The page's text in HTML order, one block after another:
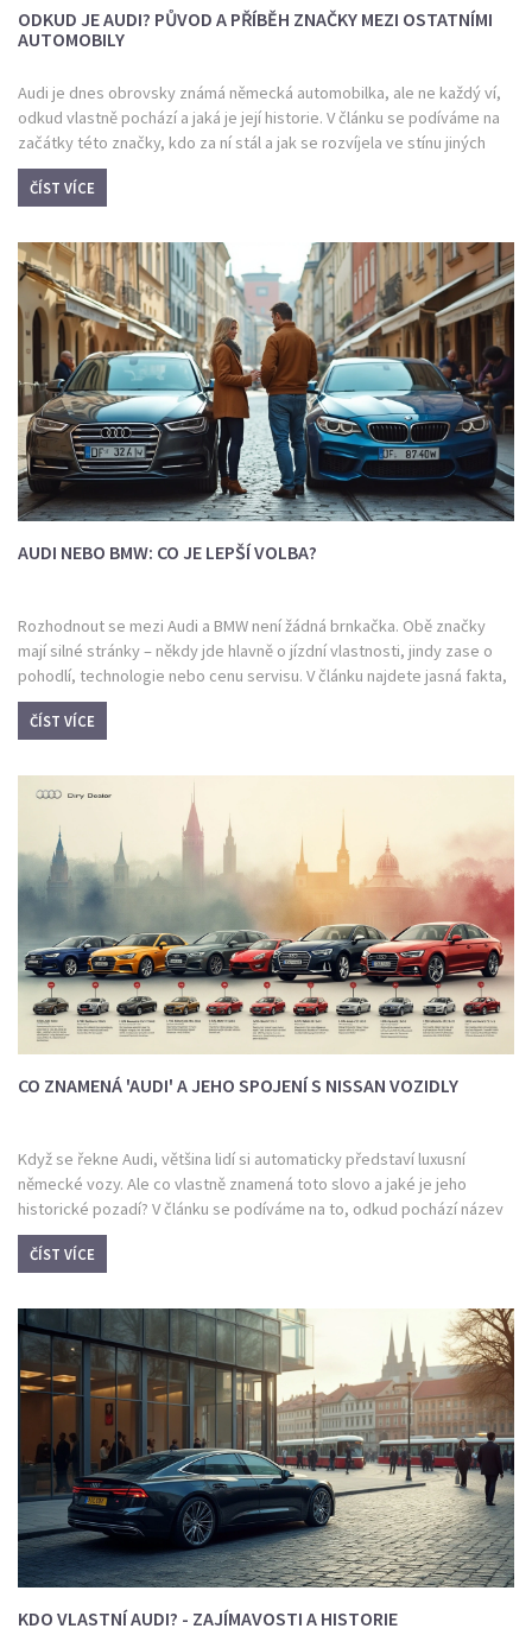
ODKUD JE AUDI? PŮVOD A PŘÍBĚH ZNAČKY MEZI OSTATNÍMI
AUTOMOBILY
Audi je dnes obrovsky známá německá automobilka, ale ne každý ví,
odkud vlastně pochází a jaká je její historie. V článku se podíváme na
začátky této značky, kdo za ní stál a jak se rozvíjela ve stínu jiných
automobilek, třeba Opelu. Dozvíte se i zajímavosti, které běžně na
internetu nenajdete. Vysvětlím rozdíly mezi Audi a ostatními známými
dát pozor při výběru auta této značky.
ČÍST VÍCE
AUDI NEBO BMW: CO JE LEPŠÍ VOLBA?
Rozhodnout se mezi Audi a BMW není žádná brnkačka. Obě značky
mají silné stránky – někdy jde hlavně o jízdní vlastnosti, jindy zase o
pohodlí, technologie nebo cenu servisu. V článku najdete jasná fakta,
užitečné tipy a konkrétní příklady, na co si dát při výběru pozor. Díky
tomu pochopíte, která značka může být pro vaše potřeby lepší.
ČÍST VÍCE
CO ZNAMENÁ 'AUDI' A JEHO SPOJENÍ S NISSAN VOZIDLY
Když se řekne Audi, většina lidí si automaticky představí luxusní
německé vozy. Ale co vlastně znamená toto slovo a jaké je jeho
historické pozadí? V článku se podíváme na to, odkud pochází název
Audi, jak se značka vyvíjela v průběhu let a zda existuje nějaké spojení
s vozidly Nissan. Prozkoumáme, jak se Audi stalo jednou z
ČÍST VÍCE
KDO VLASTNÍ AUDI? - ZAJÍMAVOSTI A HISTORIE